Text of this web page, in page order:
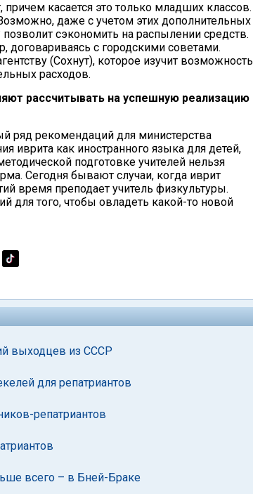
касается это только младших классов.
даже с учетом этих дополнительных
сэкономить на распылении средств.
договариваясь с городскими советами.
(Сохнут), которое изучит возможность
расходов.
рассчитывать на успешную реализацию
ряд рекомендаций для министерства
иврита как иностранного языка для детей,
подготовке учителей нельзя
Сегодня бывают случаи, когда иврит
время преподает учитель физкультуры.
для того, чтобы овладеть какой-то новой
выходцев из СССР
для репатриантов
репатриантов
всего – в Бней-Браке